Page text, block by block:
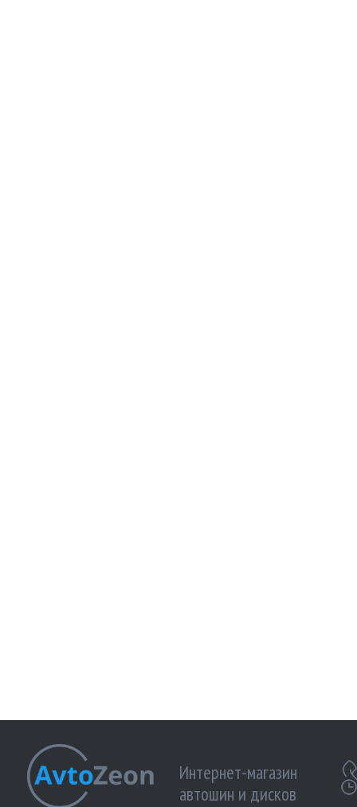
Интернет-магазин
автошин и дисков